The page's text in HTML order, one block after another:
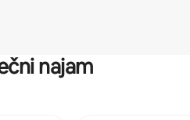
najam